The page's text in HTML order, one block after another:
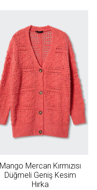
Mango Mercan Kırmızısı
Düğmeli Geniş Kesim
Hırka